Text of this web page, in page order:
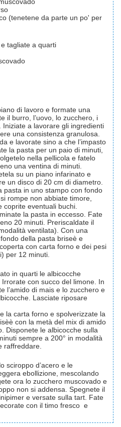
(tenetene da parte un po' per
tagliate a quarti
di lavoro e formate una
il burro, l’uovo, lo zucchero, i
Iniziate a lavorare gli ingredienti
una consistenza granulosa.
e lavorate sino a che l’impasto
la pasta per un paio di minuti,
nella pellicola e fatelo
una ventina di minuti.
su un piano infarinato e
un disco di 20 cm di diametro.
pasta in uno stampo con fondo
rompe non abbiate timore,
coprite eventuali buchi.
la pasta in eccesso. Fate
20 minuti. Preriscaldate il
ventilata). Con una
della pasta briseè e
con carta forno e dei pesi
per 12 minuti.
in quarti le albicocche
con succo del limone. In
l’amido di mais e lo zucchero e
Lasciate riposare
la carta forno e spolverizzate la
con la metà del mix di amido
Disponete le albicocche sulla
sempre a 200° in modalità
raffreddare.
sciroppo d’acero e le
ebollizione, mescolando
ora lo zucchero muscovado e
non si addensa. Spegnete il
e versate sulla tart. Fate
con il timo fresco e